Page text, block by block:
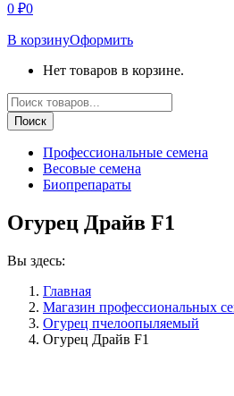
0 ₽0
В корзинуОформить
Нет товаров в корзине.
Поиск
товаров
Поиск
Профессиональные семена
Весовые семена
Биопрепараты
Огурец Драйв F1
Вы здесь:
Главная
Магазин профессиональных
Огурец пчелоопыляемый
Огурец Драйв F1